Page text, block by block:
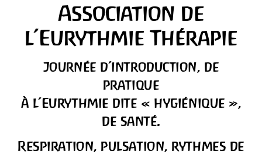
Association de
l’Eurythmie Thérapie
Journée d’introduction, de
pratique
à l’Eurythmie dite « hygiénique »,
de santé.
Respiration, pulsation, rythmes de